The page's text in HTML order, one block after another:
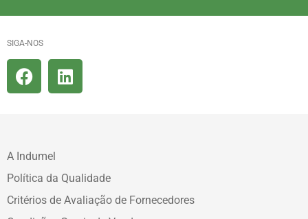
SIGA-NOS
A Indumel
Política da Qualidade
Critérios de Avaliação de Fornecedores